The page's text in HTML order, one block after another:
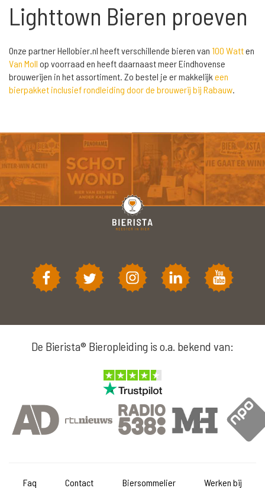
Lighttown Bieren proeven
Onze partner Hellobier.nl heeft verschillende bieren van 100 Watten
Van Moll op voorraad en heeft daarnaast meer Eindhovense
brouwerijen in het assortiment. Zo bestel je er makkelijk een
bierpakket inclusief rondleiding door de brouwerij bij Rabauw.
De Bierista® Bieropleiding is o.a. bekend van:
Faq Contact Biersommelier Werken bij